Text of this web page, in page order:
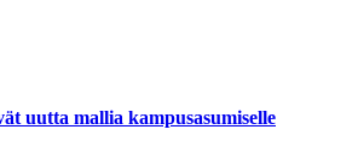
uutta mallia kampusasumiselle